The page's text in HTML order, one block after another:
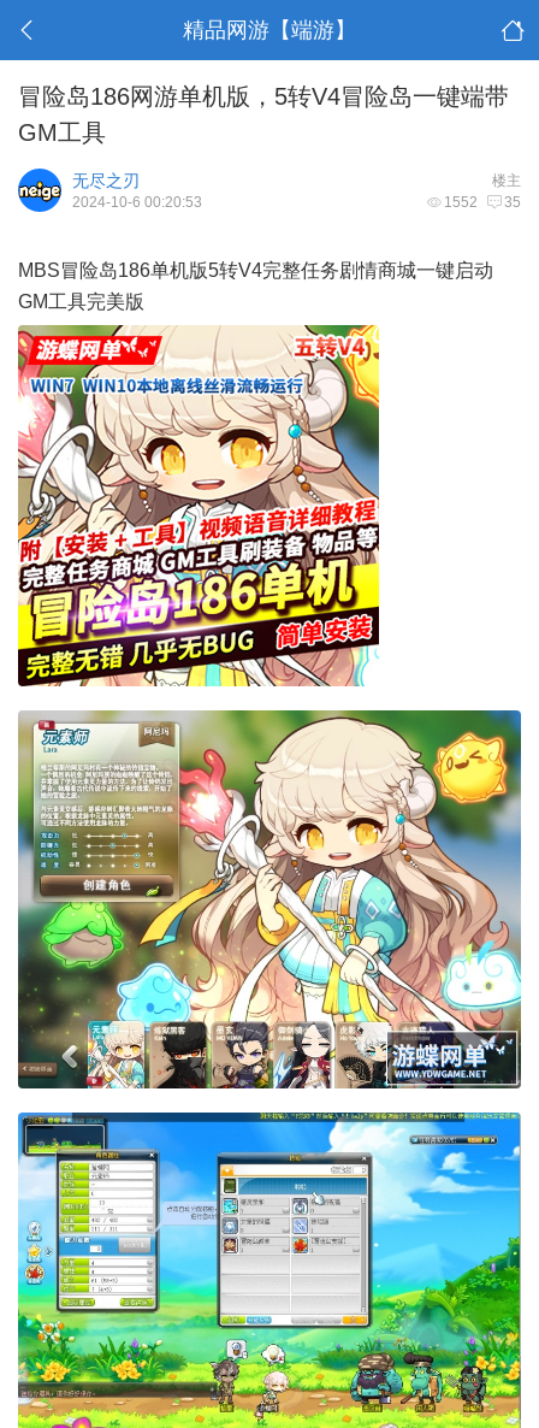
精品网游【端游】
冒险岛186网游单机版，5转V4冒险岛一键端带
GM工具
楼主
无尽之刃
1552 35
2024-10-6 00:20:53
MBS冒险岛186单机版5转V4完整任务剧情商城一键启动
GM工具完美版